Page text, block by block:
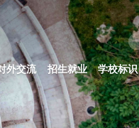
外交流 招生就业 学校标识